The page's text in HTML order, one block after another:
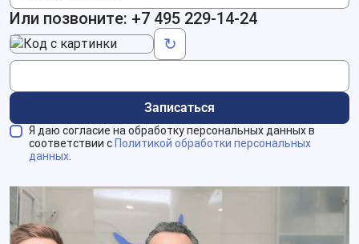
Записаться
Или позвоните: +7 495 229-14-24
↻
Код с картинки
Я даю согласие на обработку персональных данных в
соответствии с Политикой обработки персональных
данных